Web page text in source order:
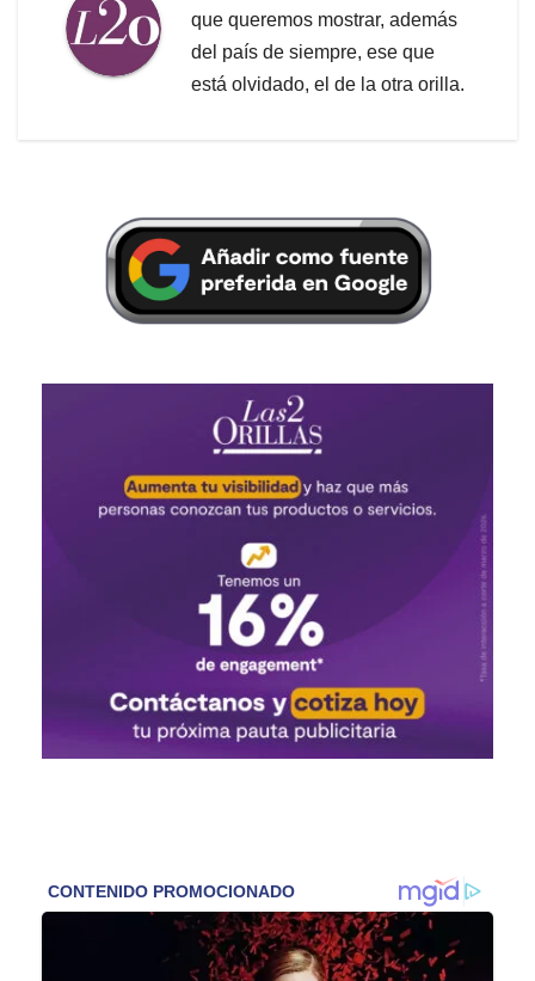
que queremos mostrar, además
del país de siempre, ese que
está olvidado, el de la otra orilla.